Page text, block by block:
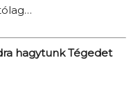
hagytunk Tégedet